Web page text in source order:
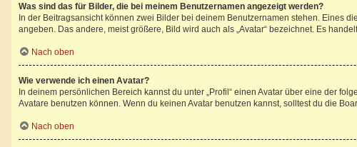
Was sind das für Bilder, die bei meinem Benutzernamen angezeigt werden?
In der Beitragsansicht können zwei Bilder bei deinem Benutzernamen stehen. Eines
angeben. Das andere, meist größere, Bild wird auch als „Avatar“ bezeichnet. Es
Nach oben
Wie verwende ich einen Avatar?
In deinem persönlichen Bereich kannst du unter „Profil“ einen Avatar über eine der
Avatare benutzen können. Wenn du keinen Avatar benutzen kannst, solltest du die
Nach oben